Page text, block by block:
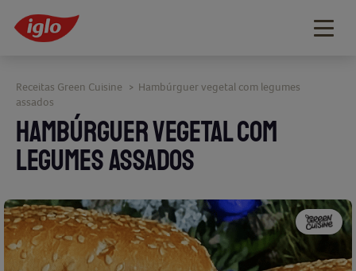
HAMBÚRGUER VEGETAL COM
LEGUMES ASSADOS
Receitas Green Cuisine > Hambúrguer vegetal com legumes
assados